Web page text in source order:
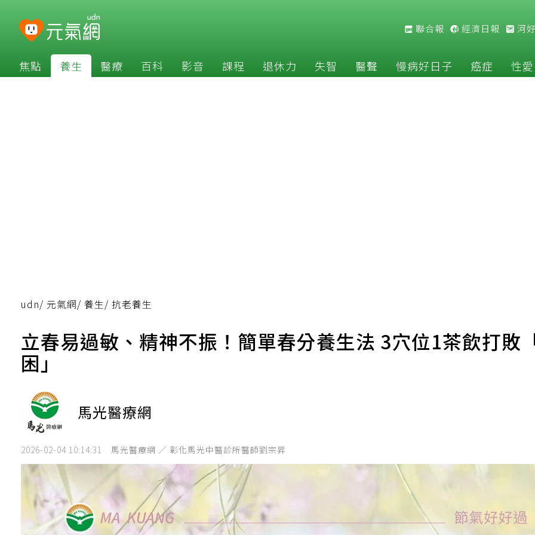
聯合報 經濟日報 河
焦點 養生 醫療 百科 影音 課程 退休力 失智 醫聲 慢病好日子 癌症 性愛
udn/ 元氣網/ 養生/ 抗老養生
立春易過敏、精神不振！簡單春分養生法 3穴位1茶飲打敗
困」
馬光醫療網
2026-02-04 10:14:31 馬光醫療網 ／ 彰化馬光中醫診所醫師劉宗昇